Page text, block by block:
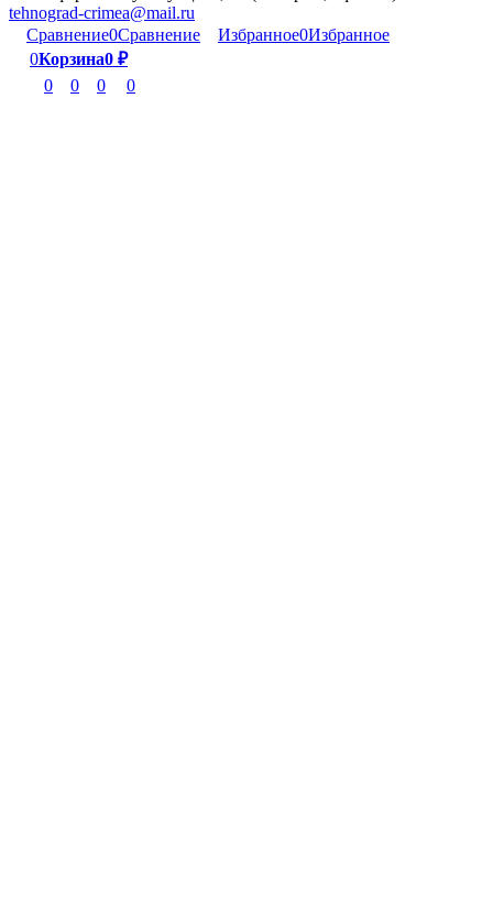
tehnograd-crimea@mail.ru
Сравнение0Сравнение Избранное0Избранное
0Корзина0 ₽
0
0 0 0